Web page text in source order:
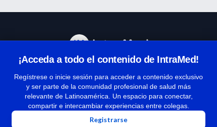
¡Acceda a todo el contenido de IntraMed!
Regístrese o inicie sesión para acceder a contenido exclusivo
y ser parte de la comunidad profesional de salud más
relevante de Latinoamérica. Un espacio para conectar,
compartir e intercambiar experiencias entre colegas.
Registrarse
Términos y condiciones
| Políticas de privacidad
| Todos los derechos reservados | Copyright 1997-2026